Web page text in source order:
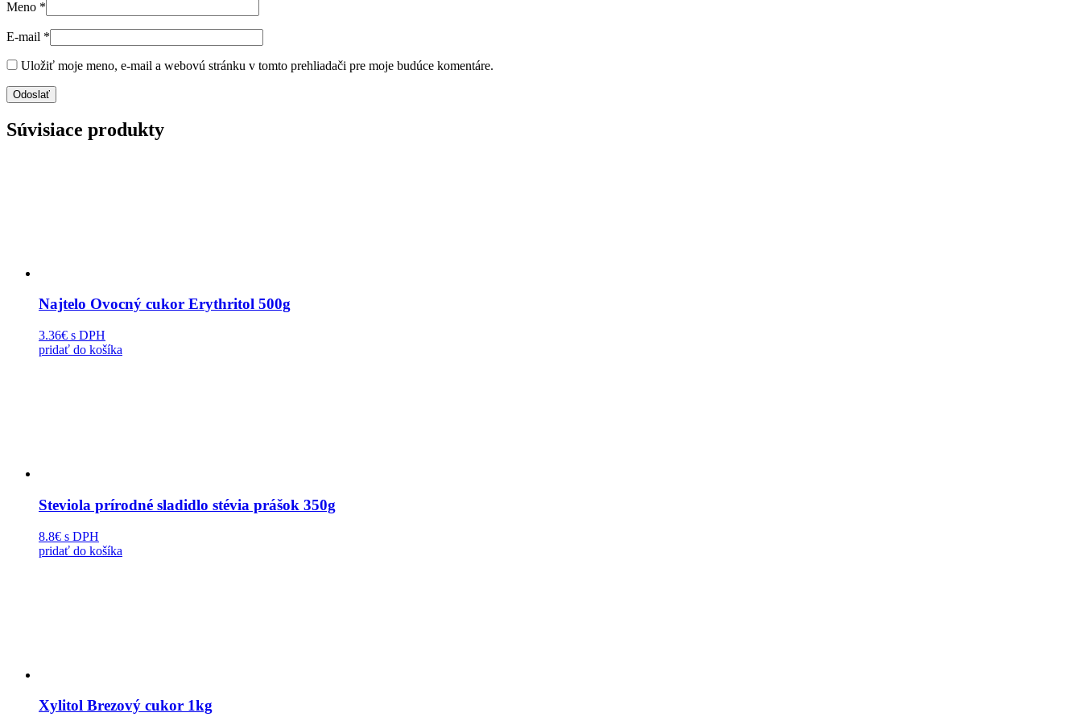
Meno *
E-mail *
Uložiť moje meno, e-mail a webovú stránku v tomto prehliadači pre moje budúce komentáre.
Súvisiace produkty
Najtelo Ovocný cukor Erythritol 500g
3.36€ s DPH
pridať do košíka
Steviola prírodné sladidlo stévia prášok 350g
8.8€ s DPH
pridať do košíka
Xylitol Brezový cukor 1kg